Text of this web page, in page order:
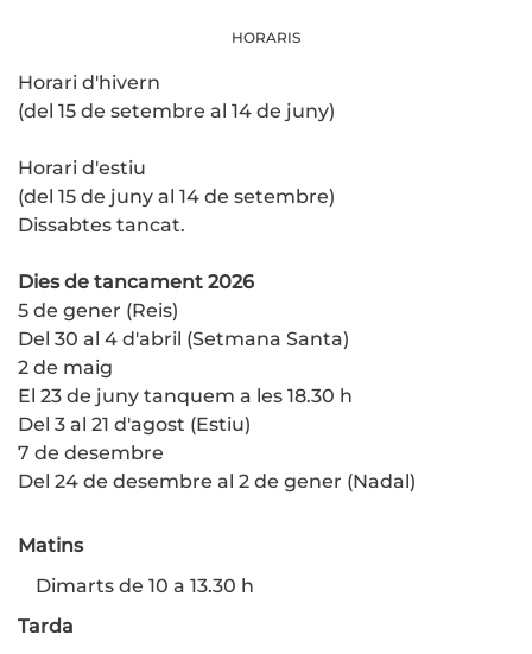
HORARIS
Horari d'hivern
(del 15 de setembre al 14 de juny)
Horari d'estiu
(del 15 de juny al 14 de setembre)
Dissabtes tancat.
Dies de tancament 2026
5 de gener (Reis)
Del 30 al 4 d'abril (Setmana Santa)
2 de maig
El 23 de juny tanquem a les 18.30 h
Del 3 al 21 d'agost (Estiu)
7 de desembre
Del 24 de desembre al 2 de gener (Nadal)
Matins
Dimarts de 10 a 13.30 h
Tarda